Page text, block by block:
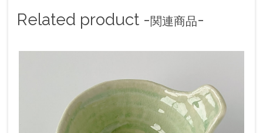
Related product -関連商品-